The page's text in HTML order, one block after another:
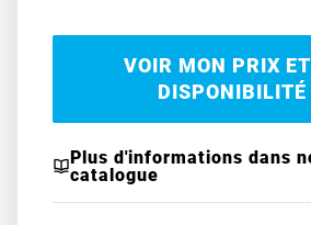
VOIR MON PRIX
DISPONIBILITÉ
Plus d'informations dans
catalogue